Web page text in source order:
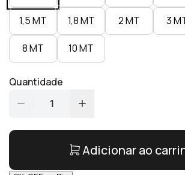
1,5 MT 1,8 MT 2 MT 3
8 MT 10 MT
Quantidade
1
Adicionar ao